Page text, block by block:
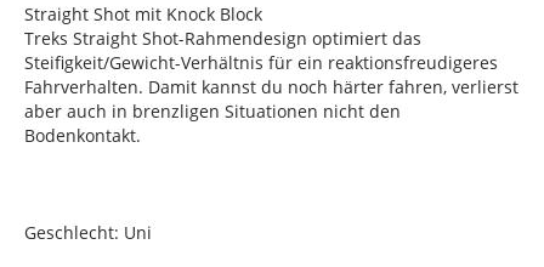
Straight Shot mit Knock Block
Treks Straight Shot-Rahmendesign optimiert das
Steifigkeit/Gewicht-Verhältnis für ein reaktionsfreudigeres
Fahrverhalten. Damit kannst du noch härter fahren, verlierst
aber auch in brenzligen Situationen nicht den
Bodenkontakt.
Geschlecht: Uni